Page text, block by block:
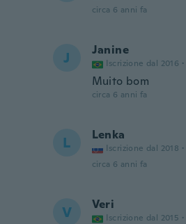
circa 6 anni fa
J Janine
Iscrizione dal 2016 ·
Muito bom
circa 6 anni fa
L Lenka
Iscrizione dal 2018 ·
circa 6 anni fa
V Veri
Iscrizione dal 2015 ·